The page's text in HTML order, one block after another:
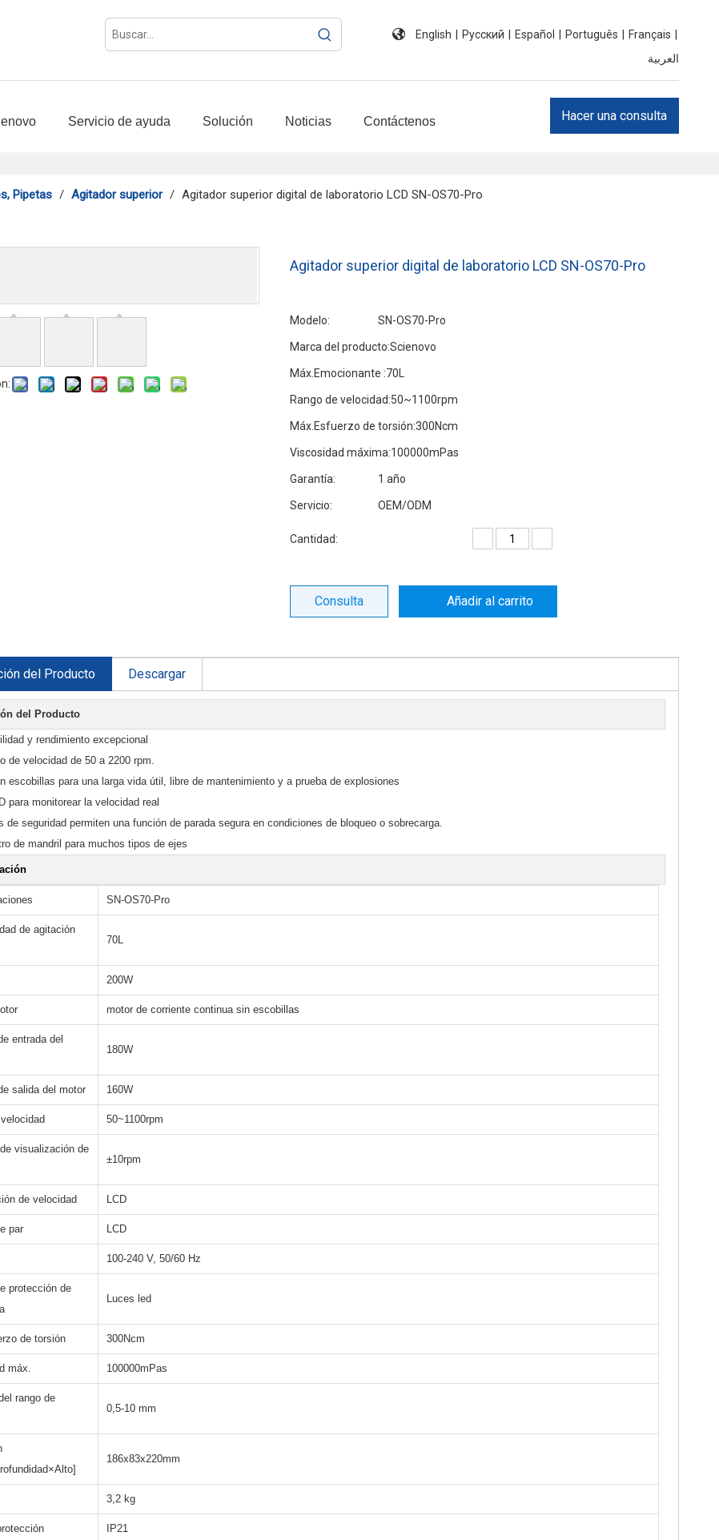
English Pусский Español Português Français
العربية
Servicio de ayuda Solución Noticias Contáctenos Hacer una consulta
Pipetas / Agitador superior / Agitador superior digital de laboratorio LCD SN-OS70-Pro
Agitador superior digital de laboratorio LCD SN-OS70-Pro
Modelo: SN-OS70-Pro
Marca del producto:Scienovo
Máx.Emocionante :70L
Rango de velocidad:50~1100rpm
Máx.Esfuerzo de torsión:300Ncm
Viscosidad máxima:100000mPas
Garantía: 1 año
Servicio: OEM/ODM
Cantidad:
Consulta Añadir al carrito
del Producto Descargar
del Producto
y rendimiento excepcional
de velocidad de 50 a 2200 rpm.
escobillas para una larga vida útil, libre de mantenimiento y a prueba de explosiones
para monitorear la velocidad real
de seguridad permiten una función de parada segura en condiciones de bloqueo o sobrecarga.
de mandril para muchos tipos de ejes
SN-OS70-Pro
de agitación
70L
200W
motor de corriente continua sin escobillas
entrada del
180W
salida del motor 160W
50~1100rpm
visualización de
±10rpm
de velocidad LCD
par LCD
100-240 V, 50/60 Hz
protección de
Luces led
de torsión 300Ncm
máx. 100000mPas
rango de
0,5-10 mm
186x83x220mm
3,2 kg
IP21